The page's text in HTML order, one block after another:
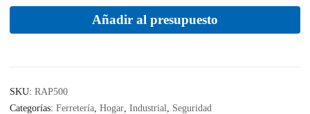
Añadir al presupuesto
SKU: RAP500
Categorías: Ferretería Hogar Industrial Seguridad